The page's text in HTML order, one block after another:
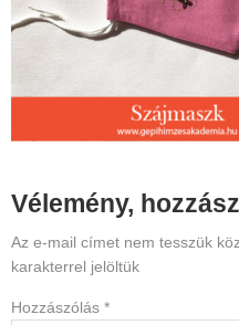
Reader
Interactions
Vélemény,
Az e-mail címet nem tesszük
karakterrel jelöltük
Hozzászólás *